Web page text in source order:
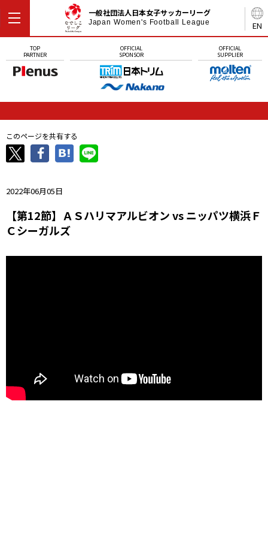
EN
一般社団法人日本女子サッカーリーグ
Japan Women's Football League
TOP
PARTNER
OFFICIAL
SPONSOR
OFFICIAL
SUPPLIER
このページを共有する
2022年06月05日
【第12節】ＡＳハリマアルビオン vs ニッパツ横浜Ｆ
Ｃシーガルズ